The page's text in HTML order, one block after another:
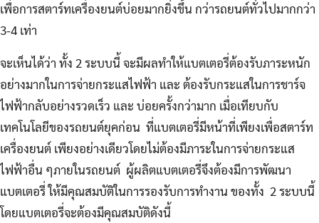
เพื่อการสตาร์ทเครื่องยนต์บ่อยมากยิ่งขึ้น กว่ารถยนต์ทั่วไปมากกว่า
3-4 เท่า
จะเห็นได้ว่า ทั้ง 2 ระบบนี้ จะมีผลทำให้แบตเตอรี่ต้องรับภาระหนัก
อย่างมากในการจ่ายกระแสไฟฟ้า และ ต้องรับกระแสในการชาร์จ
ไฟฟ้ากลับอย่างรวดเร็ว และ บ่อยครั้งกว่ามาก เมื่อเทียบกับ
เทคโนโลยีของรถยนต์ยุคก่อน ที่แบตเตอรี่มีหน้าที่เพียงเพื่อสตาร์ท
เครื่องยนต์ เพียงอย่างเดียวโดยไม่ต้องมีภาระในการจ่ายกระแส
ไฟฟ้าอื่น ๆภายในรถยนต์ ผู้ผลิตแบตเตอรี่จึงต้องมีการพัฒนา
แบตเตอรี่ ให้มีคุณสมบัติในการรองรับการทำงาน ของทั้ง 2 ระบบนี้
โดยแบตเตอรี่จะต้องมีคุณสมบัติดังนี้